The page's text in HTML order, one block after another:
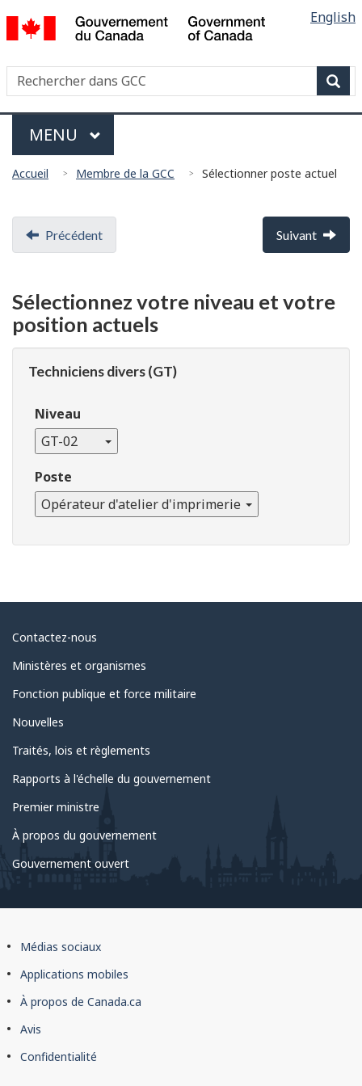
Skip
to
Skip
to
Switch
to
version
la
langue
English
Canada
Recherche
Rechercher
dans
Garde
Côtière
Menu
MAIN
MENU
Vous
ici
Accueil Membre de la GCC Sélectionner poste actuel
Document
navigation
Précédent Suivant
Sélectionnez votre niveau et votre
position actuels
Techniciens divers (GT)
Niveau
GT-02
Poste
Opérateur d'atelier d'imprimerie
À
propos
du
gouvernement
Contactez-nous
Ministères et organismes
Fonction publique et force militaire
Nouvelles
Traités, lois et règlements
Rapports à l'échelle du gouvernement
Premier ministre
À propos du gouvernement
Gouvernement ouvert
À
propos
du
site
Médias sociaux
Applications mobiles
À propos de Canada.ca
Avis
Confidentialité